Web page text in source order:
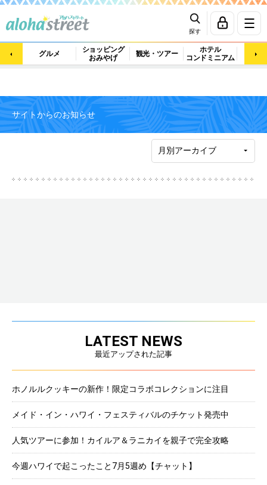
探す
グルメ
ショッピング
おみやげ
観光・ツアー
ホテル
コンドミニアム
マッ
サイトからのお知らせ
LATEST NEWS
最近アップされた記事
ホノルルクッキーの新作！限定コラボコレクションに注目
メイド・イン・ハワイ・フェスティバルのチケット発売中
人気ツアーに参加！カイルア＆ラニカイを親子で完全攻略
今週ハワイで起こったこと7月5週め【チャット】